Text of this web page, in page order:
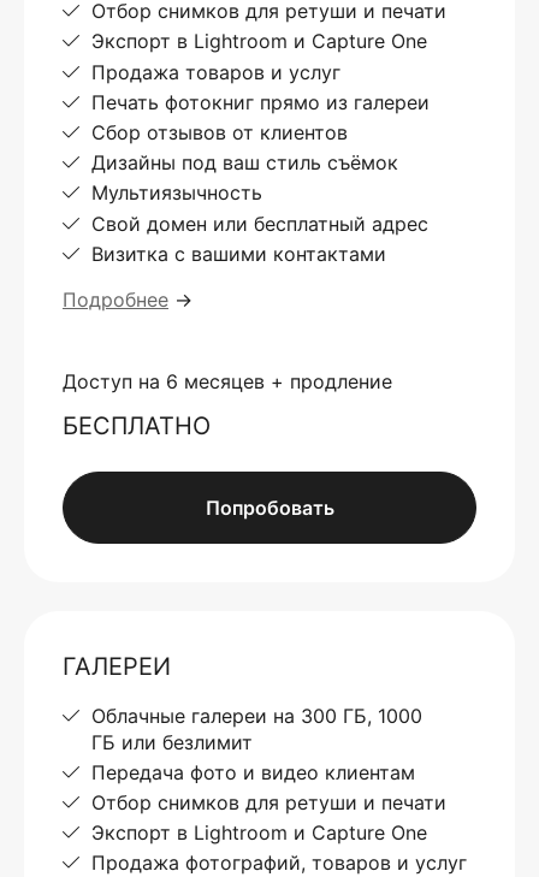
Отбор снимков для ретуши и печати
Экспорт в Lightroom и Capture One
Продажа товаров и услуг
Печать фотокниг прямо из галереи
Сбор отзывов от клиентов
Дизайны под ваш стиль съёмок
Мультиязычность
Свой домен или бесплатный адрес
Визитка с вашими контактами
Подробнее →
Доступ на 6 месяцев + продление
БЕСПЛАТНО
Попробовать
ГАЛЕРЕИ
Облачные галереи на 300 ГБ, 1000
ГБ или безлимит
Передача фото и видео клиентам
Отбор снимков для ретуши и печати
Экспорт в Lightroom и Capture One
Продажа фотографий, товаров и услуг